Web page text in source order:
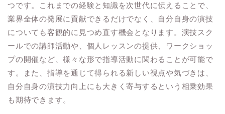
つです。これまでの経験と知識を次世代に伝えることで、
業界全体の発展に貢献できるだけでなく、自分自身の演技
についても客観的に見つめ直す機会となります。演技スク
ールでの講師活動や、個人レッスンの提供、ワークショッ
プの開催など、様々な形で指導活動に関わることが可能で
す。また、指導を通じて得られる新しい視点や気づきは、
自分自身の演技力向上にも大きく寄与するという相乗効果
も期待できます。